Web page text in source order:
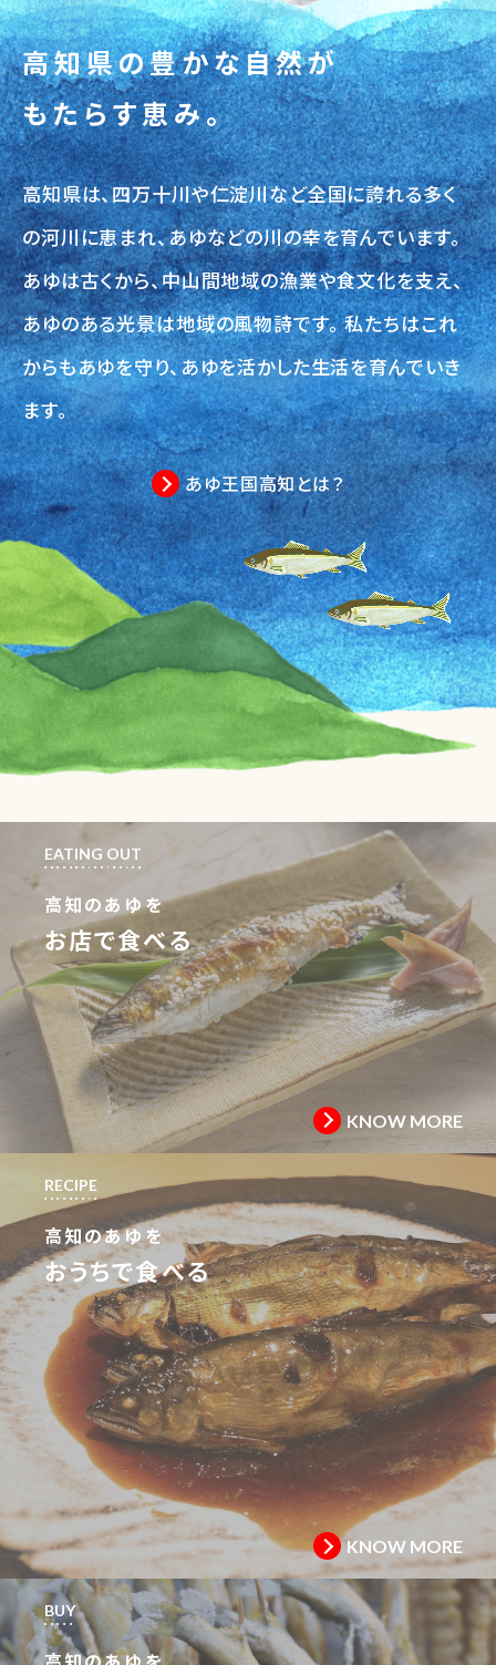
高知県の豊かな自然が
もたらす恵み。
高知県は、四万十川や仁淀川など全国に誇れる多く
の河川に恵まれ、あゆなどの川の幸を育んでいます。
あゆは古くから、中山間地域の漁業や食文化を支え、
あゆのある光景は地域の風物詩です。私たちはこれ
からもあゆを守り、あゆを活かした生活を育んでいき
ます。
あゆ王国高知とは？
EATING OUT
高知のあゆを
お店で食べる
KNOW MORE
RECIPE
高知のあゆを
おうちで食べる
KNOW MORE
BUY